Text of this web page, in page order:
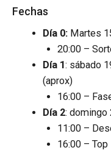
Fechas
Día 0: Martes
20:00 –
Día 1: sábado
(aprox)
16:00 –
Día 2: domingo
11:00 –
16:00 – Top